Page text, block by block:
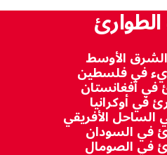
الأوسط
في فلسطين
في أفغانستان
في أوكرانيا
الساحل الأفريقي
في السودان
في الصومال